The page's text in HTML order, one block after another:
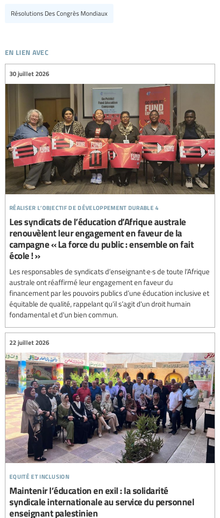
Résolutions Des Congrès Mondiaux
en lien avec
réaliser l’objectif de développement durable 4
30 juillet 2026
Les syndicats de l’éducation d’Afrique australe
renouvèlent leur engagement en faveur de la
campagne « La force du public : ensemble on fait
école ! »
Les responsables de syndicats d’enseignant·e·s de toute l’Afrique
australe ont réaffirmé leur engagement en faveur du
financement par les pouvoirs publics d’une éducation inclusive et
équitable de qualité, rappelant qu’il s’agit d'un droit humain
fondamental et d'un bien commun.
equité et inclusion
22 juillet 2026
Maintenir l’éducation en exil : la solidarité
syndicale internationale au service du personnel
enseignant palestinien